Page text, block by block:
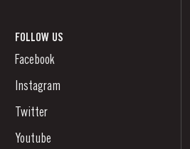
FOLLOW US
Facebook
Instagram
Twitter
Youtube